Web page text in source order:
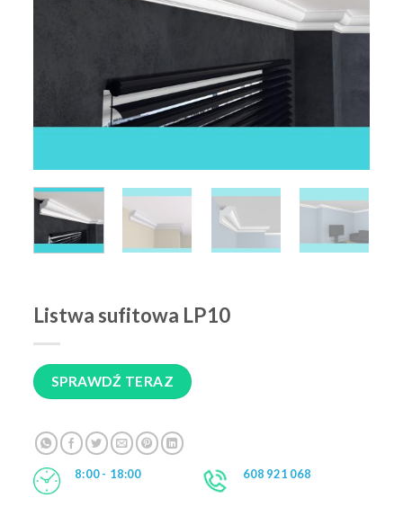
Listwa sufitowa LP10
SPRAWDŹ TERAZ
8:00 - 18:00 608 921 068